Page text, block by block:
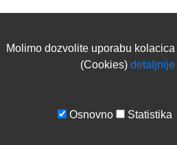
Molimo dozvolite uporabu kolacica
(Cookies)detaljnije
Osnovno Statistika